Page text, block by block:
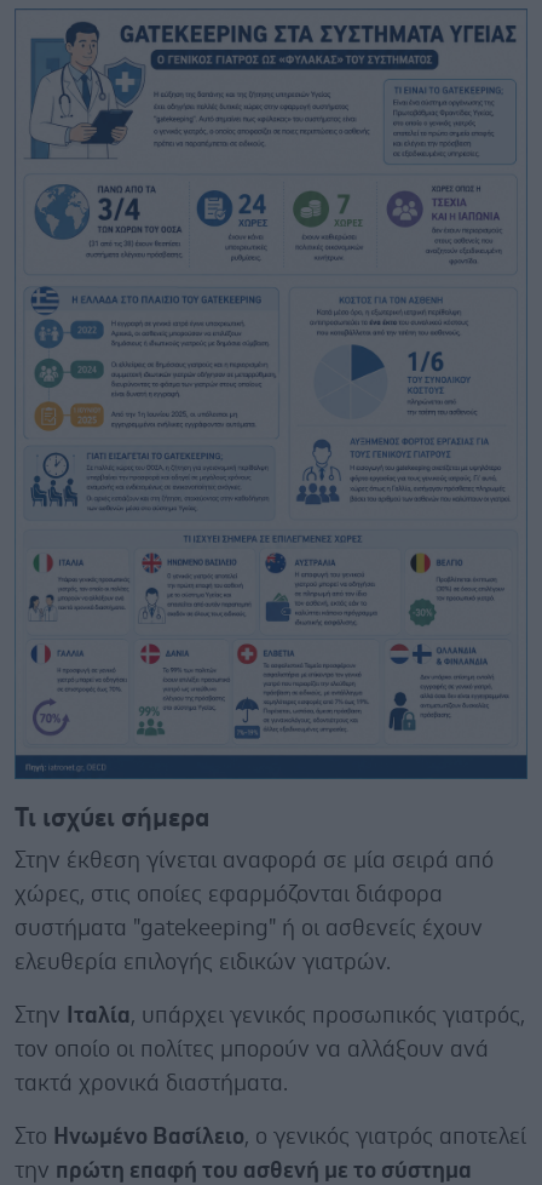
Τι ισχύει σήμερα
Στην έκθεση γίνεται αναφορά σε μία σειρά από
χώρες, στις οποίες εφαρμόζονται διάφορα
συστήματα "gatekeeping" ή οι ασθενείς έχουν
ελευθερία επιλογής ειδικών γιατρών.
Στην Ιταλία, υπάρχει γενικός προσωπικός γιατρός,
τον οποίο οι πολίτες μπορούν να αλλάξουν ανά
τακτά χρονικά διαστήματα.
Στο Ηνωμένο Βασίλειο, ο γενικός γιατρός αποτελεί
την πρώτη επαφή του ασθενή με το σύστημα